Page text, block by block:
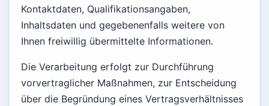
Kontaktdaten, Qualifikationsangaben,
Inhaltsdaten und gegebenenfalls weitere von
Ihnen freiwillig übermittelte Informationen.
Die Verarbeitung erfolgt zur Durchführung
vorvertraglicher Maßnahmen, zur Entscheidung
über die Begründung eines Vertragsverhältnisses